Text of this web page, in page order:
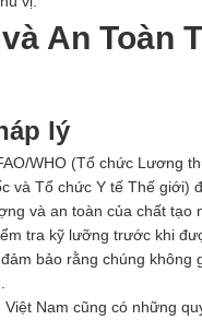
An Toàn
lý
WHO (Tổ chức Lương
và Tổ chức Y tế Thế giới)
và an toàn của chất tạo
tra kỹ lưỡng trước khi
bảo rằng chúng không
Nam cũng có những